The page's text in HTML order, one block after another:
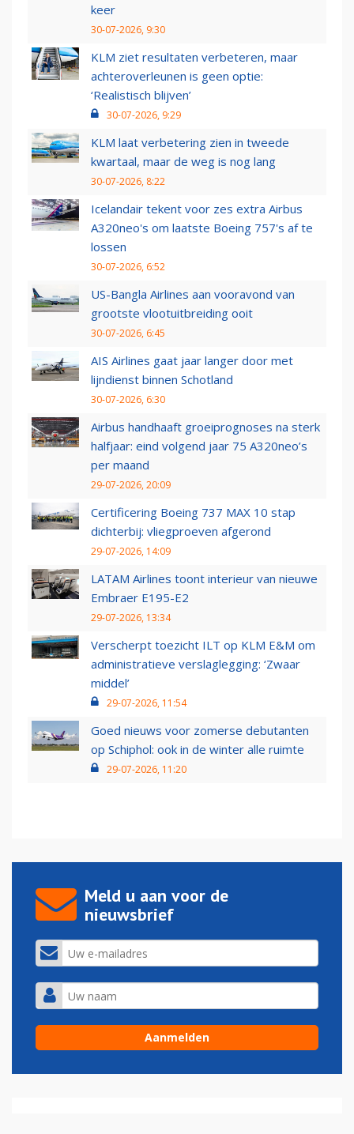
keer
30-07-2026, 9:30
KLM ziet resultaten verbeteren, maar
achteroverleunen is geen optie:
‘Realistisch blijven’
30-07-2026, 9:29
KLM laat verbetering zien in tweede
kwartaal, maar de weg is nog lang
30-07-2026, 8:22
Icelandair tekent voor zes extra Airbus
A320neo's om laatste Boeing 757's af te
lossen
30-07-2026, 6:52
US-Bangla Airlines aan vooravond van
grootste vlootuitbreiding ooit
30-07-2026, 6:45
AIS Airlines gaat jaar langer door met
lijndienst binnen Schotland
30-07-2026, 6:30
Airbus handhaaft groeiprognoses na sterk
halfjaar: eind volgend jaar 75 A320neo’s
per maand
29-07-2026, 20:09
Certificering Boeing 737 MAX 10 stap
dichterbij: vliegproeven afgerond
29-07-2026, 14:09
LATAM Airlines toont interieur van nieuwe
Embraer E195-E2
29-07-2026, 13:34
Verscherpt toezicht ILT op KLM E&M om
administratieve verslaglegging: ‘Zwaar
middel’
29-07-2026, 11:54
Goed nieuws voor zomerse debutanten
op Schiphol: ook in de winter alle ruimte
29-07-2026, 11:20
Meld u aan voor de
nieuwsbrief